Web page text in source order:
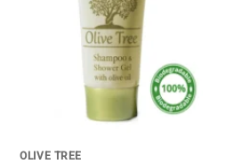
OLIVE TREE